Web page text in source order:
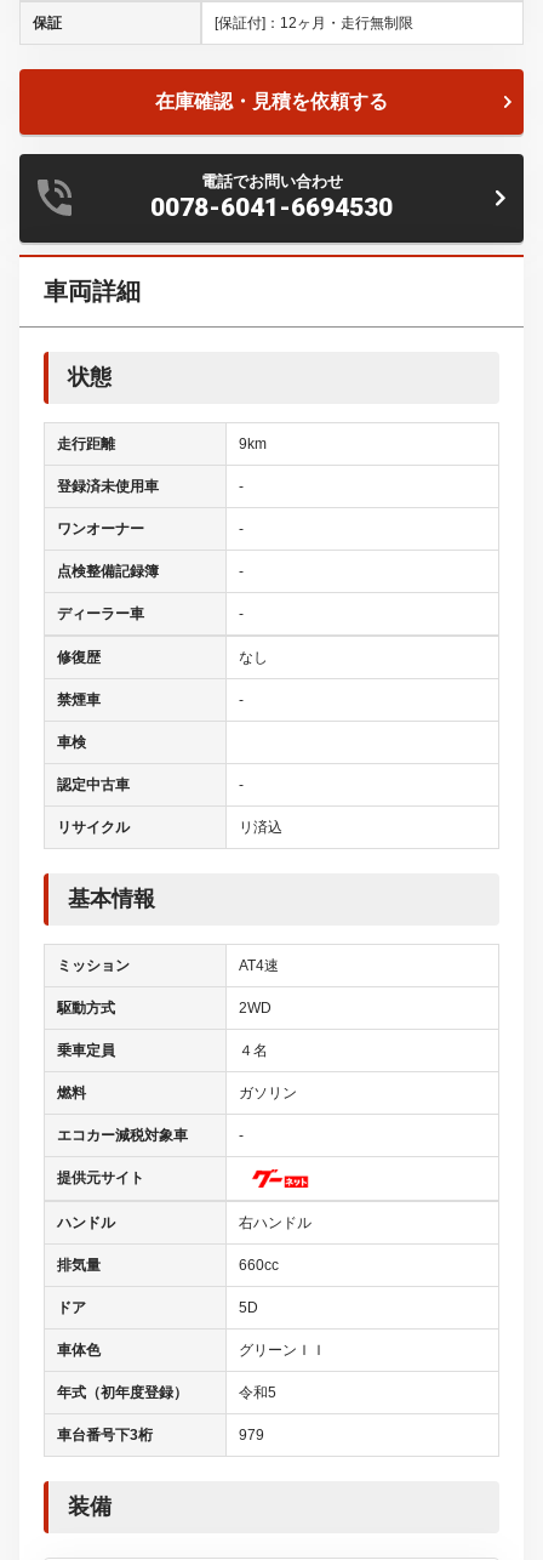
保証 [保証付]：12ヶ月・走行無制限
在庫確認・見積を依頼する
電話でお問い合わせ
0078-6041-6694530
車両詳細
状態
走行距離 9km
登録済未使用車 -
ワンオーナー -
点検整備記録簿 -
ディーラー車 -
修復歴 なし
禁煙車 -
車検
認定中古車 -
リサイクル リ済込
基本情報
ミッション AT4速
駆動方式 2WD
乗車定員 ４名
燃料 ガソリン
エコカー減税対象車 -
提供元サイト
ハンドル 右ハンドル
排気量 660cc
ドア 5D
車体色 グリーンＩＩ
年式（初年度登録） 令和5
車台番号下3桁 979
装備